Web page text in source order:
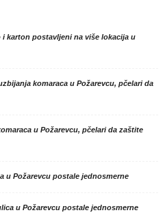
karton postavljeni na više lokacija u
komaraca u Požarevcu, pčelari da
u Požarevcu, pčelari da zaštite
u Požarevcu postale jednosmerne
u Požarevcu postale jednosmerne